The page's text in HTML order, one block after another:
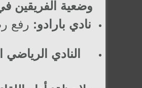
وضعية الفريقين
نادي بارادو: رفع
النادي